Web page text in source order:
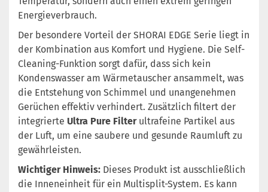
Energieverbrauch.
Der besondere Vorteil der SHORAI EDGE Serie liegt in
der Kombination aus Komfort und Hygiene. Die Self-
Cleaning-Funktion sorgt dafür, dass sich kein
Kondenswasser am Wärmetauscher ansammelt, was
die Entstehung von Schimmel und unangenehmen
Gerüchen effektiv verhindert. Zusätzlich filtert der
integrierte Ultra Pure Filterultrafeine Partikel aus
der Luft, um eine saubere und gesunde Raumluft zu
gewährleisten.
Wichtiger Hinweis: Dieses Produkt ist ausschließlich
die Inneneinheit für ein Multisplit-System. Es kann